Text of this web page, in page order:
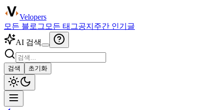
Velopers
모든 블로그 모든 태그공지 주간 인기글
AI 검색
검색 초기화